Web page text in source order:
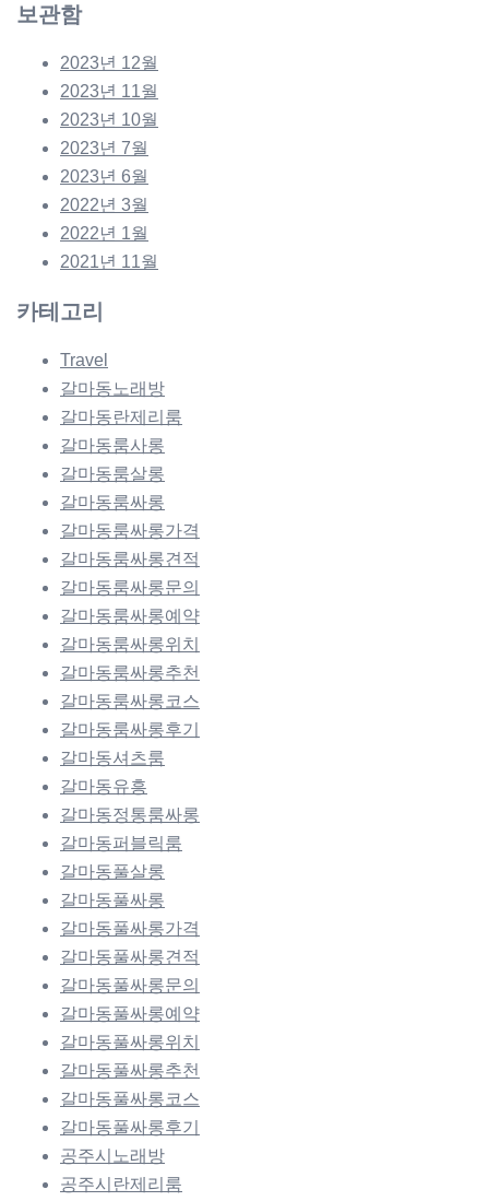
보관함
2023년 12월
2023년 11월
2023년 10월
2023년 7월
2023년 6월
2022년 3월
2022년 1월
2021년 11월
카테고리
Travel
갈마동노래방
갈마동란제리룸
갈마동룸사롱
갈마동룸살롱
갈마동룸싸롱
갈마동룸싸롱가격
갈마동룸싸롱견적
갈마동룸싸롱문의
갈마동룸싸롱예약
갈마동룸싸롱위치
갈마동룸싸롱추천
갈마동룸싸롱코스
갈마동룸싸롱후기
갈마동셔츠룸
갈마동유흥
갈마동정통룸싸롱
갈마동퍼블릭룸
갈마동풀살롱
갈마동풀싸롱
갈마동풀싸롱가격
갈마동풀싸롱견적
갈마동풀싸롱문의
갈마동풀싸롱예약
갈마동풀싸롱위치
갈마동풀싸롱추천
갈마동풀싸롱코스
갈마동풀싸롱후기
공주시노래방
공주시란제리룸